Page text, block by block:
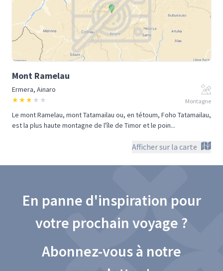
Mont Ramelau
Ermera, Ainaro
★★★ ★ ★ Montagne
Le mont Ramelau, mont Tatamailau ou, en tétoum, Foho Tatamailau,
est la plus haute montagne de l'île de Timor et le poin...
Afficher sur la carte
En panne d'inspiration pour
votre prochain voyage ?
Abonnez-vous à notre